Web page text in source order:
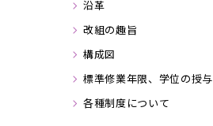
沿革
改組の趣旨
構成図
標準修業年限、学位の授与
各種制度について